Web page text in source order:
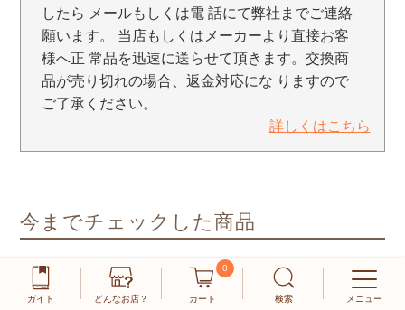
したら メールもしくは電 話にて弊社までご連絡
願います。 当店もしくはメーカーより直接お客
様へ正 常品を迅速に送らせて頂きます。交換商
品が売り切れの場合、返金対応にな りますので
ご了承ください。
詳しくはこちら
今までチェックした商品
ガイド どんなお店？ カート
0
検索 メニュー